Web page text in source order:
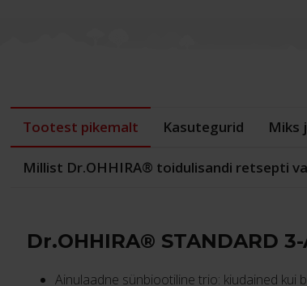
Tootest pikemalt Kasutegurid Miks
Millist Dr.OHHIRA® toidulisandi retsepti
Dr.OHHIRA® STANDARD 3-
Ainulaadne sünbiootiline trio: kiudained